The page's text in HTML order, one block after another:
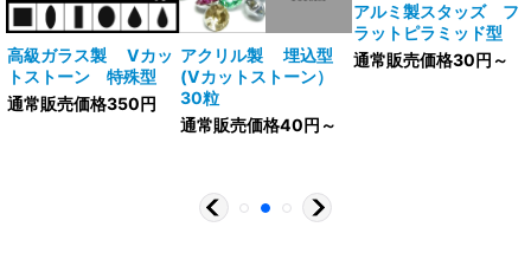
高級ガラス製 Vカッ
トストーン 特殊型
通常販売価格350円
アクリル製 埋込型
(Vカットストーン）
30粒
通常販売価格40円～
アルミ製スタッズ フ
ラットピラミッド型
通常販売価格30円～